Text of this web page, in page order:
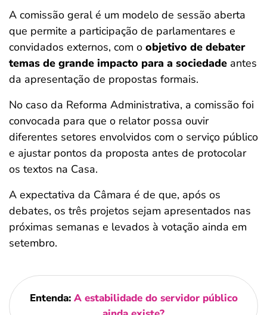
A comissão geral é um modelo de sessão aberta
que permite a participação de parlamentares e
convidados externos, com o objetivo de debater
temas de grande impacto para a sociedade antes
da apresentação de propostas formais.
No caso da Reforma Administrativa, a comissão foi
convocada para que o relator possa ouvir
diferentes setores envolvidos com o serviço público
e ajustar pontos da proposta antes de protocolar
os textos na Casa.
A expectativa da Câmara é de que, após os
debates, os três projetos sejam apresentados nas
próximas semanas e levados à votação ainda em
setembro.
Entenda: A estabilidade do servidor público